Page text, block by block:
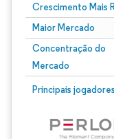
Crescimento Mais
Maior Mercado
Concentração do
Mercado
Principais jogadores
Imagem © Mordor